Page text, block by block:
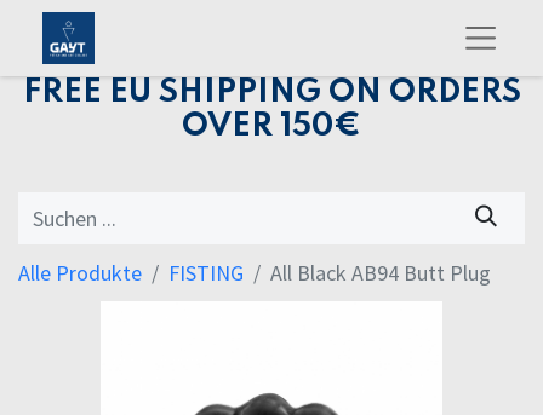
FREE EU SHIPPING ON ORDERS
OVER 150€
Alle Produkte FISTING All Black AB94 Butt Plug